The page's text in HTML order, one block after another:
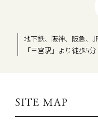
地下鉄、阪神、阪急、
「三宮駅」より徒歩5分
SITE MAP